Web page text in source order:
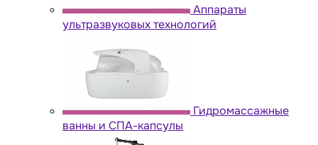
Аппараты
ультразвуковых технологий
Гидромассажные
ванны и СПА-капсулы